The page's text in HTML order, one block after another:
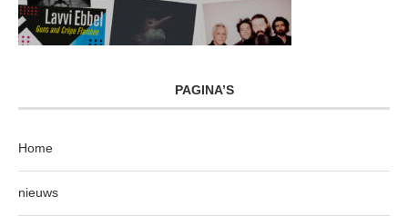
PAGINA’S
Home
nieuws